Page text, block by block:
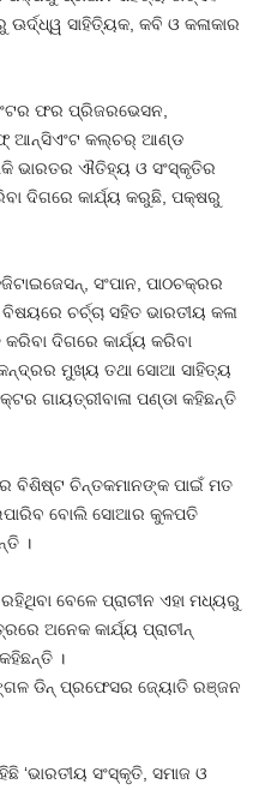
ସାହିତ୍ୟିକ, କବି ଓ କଳାକାର
ଫର ପ୍ରିଜରଭେସନ,
ଆନ୍‌ସିଏଂଟ କଲ୍‌ଚର୍ ଆଣ୍ଡ
ଭାରତର ଐତିହ୍ୟ ଓ ସଂସ୍କୃତିର
ଦିଗରେ କାର୍ଯ୍ୟ କରୁଛି, ପକ୍ଷରୁ
ସଂପାନ, ପାଠଚକ୍ରର
ଚର୍ଚ୍ଚା ସହିତ ଭାରତୀୟ କଳା
ଦିଗରେ କାର୍ଯ୍ୟ କରିବା
ମୁଖ୍ୟ ତଥା ସୋଆ ସାହିତ୍ୟ
ଗାୟତ୍ରୀବାଳା ପଣ୍ଡା କହିଛନ୍ତି
ବିଶିଷ୍ଟ ଚିନ୍ତକମାନଙ୍କ ପାଇଁ ମତ
ବୋଲି ସୋଆର କୁଳପତି
।
ବେଳେ ପ୍ରାଚୀନ ଏହା ମଧ୍ୟରୁ
ଅନେକ କାର୍ଯ୍ୟ ପ୍ରାଚୀନ୍
।
ଡିନ୍ ପ୍ରଫେସର ଜ୍ୟୋତି ରଞ୍ଜନ
‘ଭାରତୀୟ ସଂସ୍କୃତି, ସମାଜ ଓ